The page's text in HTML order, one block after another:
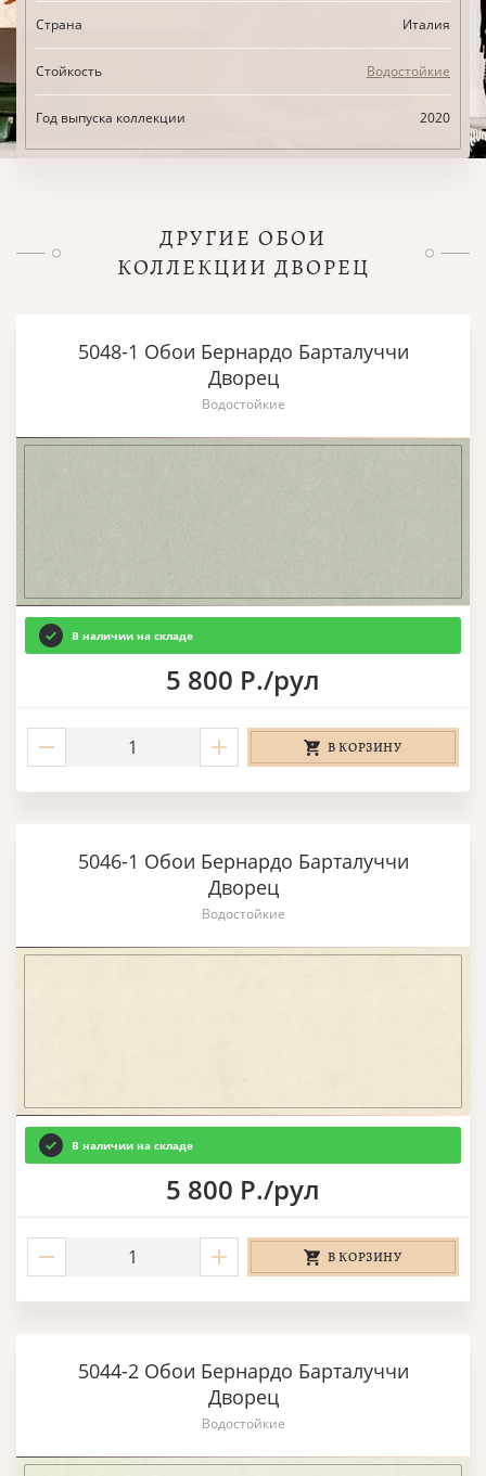
Страна Италия
Стойкость Водостойкие
Год выпуска коллекции 2020
ДРУГИЕ ОБОИ
КОЛЛЕКЦИИ ДВОРЕЦ
5048-1 Обои Бернардо Барталуччи
Дворец
Водостойкие
В наличии на складе
5 800 Р./рул
В КОРЗИНУ
5046-1 Обои Бернардо Барталуччи
Дворец
Водостойкие
В наличии на складе
5 800 Р./рул
В КОРЗИНУ
5044-2 Обои Бернардо Барталуччи
Дворец
Водостойкие